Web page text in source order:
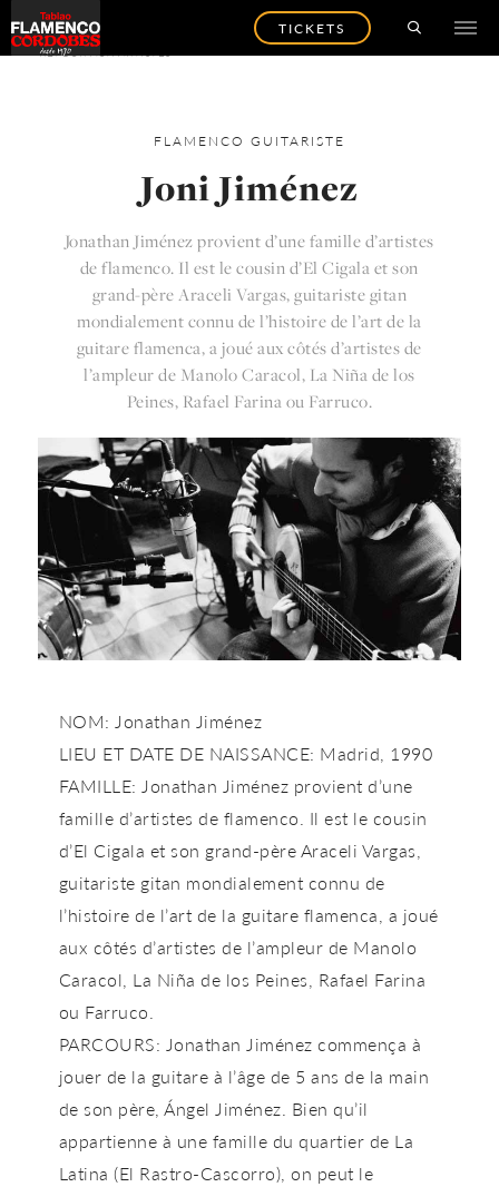
TICKETS
RETOUR AUX ARTISTES
FLAMENCO GUITARISTE
Joni Jiménez
Jonathan Jiménez provient d’une famille d’artistes
de flamenco. Il est le cousin d’El Cigala et son
grand-père Araceli Vargas, guitariste gitan
mondialement connu de l’histoire de l’art de la
guitare flamenca, a joué aux côtés d’artistes de
l’ampleur de Manolo Caracol, La Niña de los
Peines, Rafael Farina ou Farruco.
NOM: Jonathan Jiménez
LIEU ET DATE DE NAISSANCE: Madrid, 1990
FAMILLE: Jonathan Jiménez provient d’une
famille d’artistes de flamenco. Il est le cousin
d’El Cigala et son grand-père Araceli Vargas,
guitariste gitan mondialement connu de
l’histoire de l’art de la guitare flamenca, a joué
aux côtés d’artistes de l’ampleur de Manolo
Caracol, La Niña de los Peines, Rafael Farina
ou Farruco.
PARCOURS: Jonathan Jiménez commença à
jouer de la guitare à l’âge de 5 ans de la main
de son père, Ángel Jiménez. Bien qu’il
appartienne à une famille du quartier de La
Latina (El Rastro-Cascorro), on peut le